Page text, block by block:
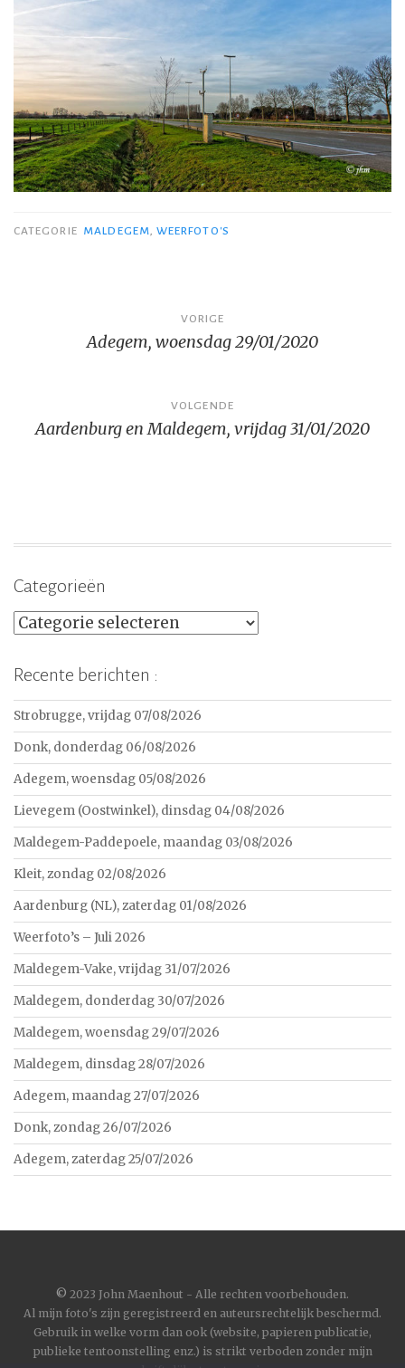
CATEGORIE MALDEGEM, WEERFOTO'S
navigatie
VORIGE
Adegem, woensdag 29/01/2020
VOLGENDE
Aardenburg en Maldegem, vrijdag 31/01/2020
Categorieën
Categorieën
Recente berichten :
Strobrugge, vrijdag 07/08/2026
Donk, donderdag 06/08/2026
Adegem, woensdag 05/08/2026
Lievegem (Oostwinkel), dinsdag 04/08/2026
Maldegem-Paddepoele, maandag 03/08/2026
Kleit, zondag 02/08/2026
Aardenburg (NL), zaterdag 01/08/2026
Weerfoto’s – Juli 2026
Maldegem-Vake, vrijdag 31/07/2026
Maldegem, donderdag 30/07/2026
Maldegem, woensdag 29/07/2026
Maldegem, dinsdag 28/07/2026
Adegem, maandag 27/07/2026
Donk, zondag 26/07/2026
Adegem, zaterdag 25/07/2026
© 2023 John Maenhout - Alle rechten voorbehouden.
Al mijn foto's zijn geregistreerd en auteursrechtelijk beschermd.
Gebruik in welke vorm dan ook (website, papieren publicatie,
publieke tentoonstelling enz.) is strikt verboden zonder mijn